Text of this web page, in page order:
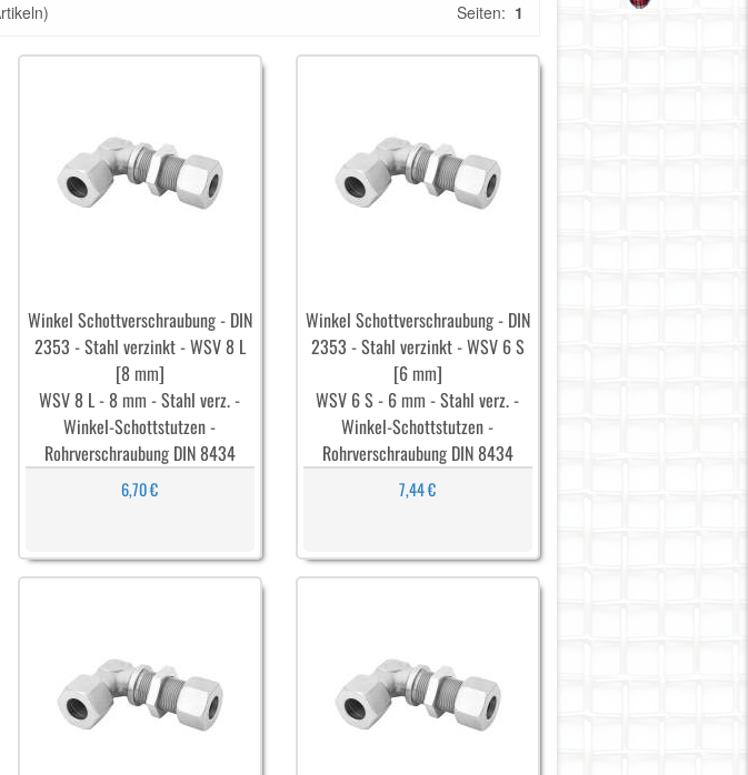
Seiten: 1
Winkel Schottverschraubung - DIN
2353 - Stahl verzinkt - WSV 8 L
[8 mm]
WSV 8 L - 8 mm - Stahl verz. -
Winkel-Schottstutzen -
Rohrverschraubung DIN 8434
6,70 €
Winkel Schottverschraubung - DIN
2353 - Stahl verzinkt - WSV 6 S
[6 mm]
WSV 6 S - 6 mm - Stahl verz. -
Winkel-Schottstutzen -
Rohrverschraubung DIN 8434
7,44 €